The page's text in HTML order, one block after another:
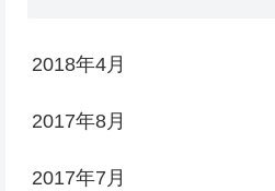
2018年4月
2017年8月
2017年7月